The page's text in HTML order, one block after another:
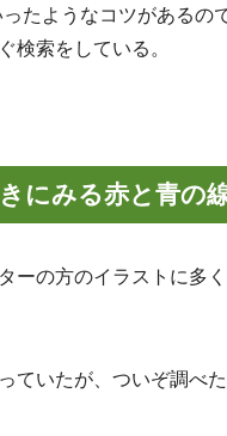
ったようなコツがあるの
検索をしている。
にみる赤と青の
ーの方のイラストに多
ていたが、ついぞ調べ